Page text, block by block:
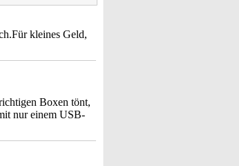
kleines Geld,
Boxen tönt,
nur einem USB-